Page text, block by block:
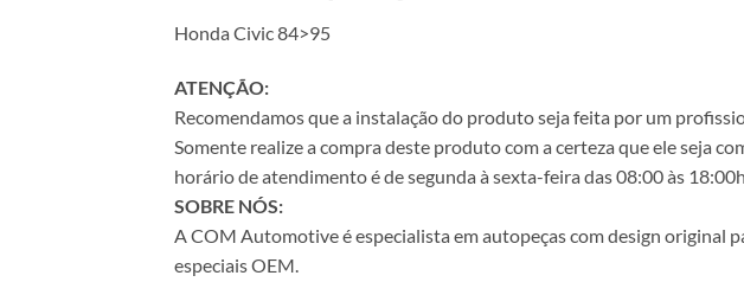
Honda Civic 84>95
ATENÇÃO:
Recomendamos que a instalação do produto seja feita por um
Somente realize a compra deste produto com a certeza que ele seja
horário de atendimento é de segunda à sexta-feira das 08:00 às
SOBRE NÓS:
A COM Automotive é especialista em autopeças com design original
especiais OEM.